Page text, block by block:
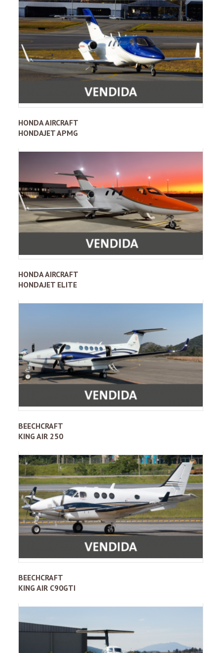
HONDA AIRCRAFT
HONDAJET APMG
HONDA AIRCRAFT
HONDAJET ELITE
BEECHCRAFT
KING AIR 250
BEECHCRAFT
KING AIR C90GTI